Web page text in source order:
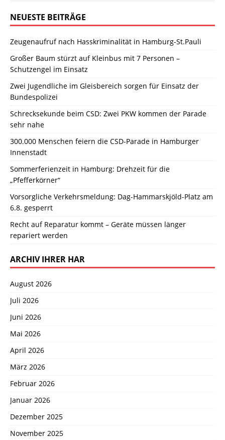
NEUESTE BEITRÄGE
Zeugenaufruf nach Hasskriminalität in Hamburg-St.Pauli
Großer Baum stürzt auf Kleinbus mit 7 Personen –
Schutzengel im Einsatz
Zwei Jugendliche im Gleisbereich sorgen für Einsatz der
Bundespolizei
Schrecksekunde beim CSD: Zwei PKW kommen der Parade
sehr nahe
300.000 Menschen feiern die CSD-Parade in Hamburger
Innenstadt
Sommerferienzeit in Hamburg: Drehzeit für die
„Pfefferkörner“
Vorsorgliche Verkehrsmeldung: Dag-Hammarskjöld-Platz am
6.8. gesperrt
Recht auf Reparatur kommt – Geräte müssen länger
repariert werden
ARCHIV IHRER HAR
August 2026
Juli 2026
Juni 2026
Mai 2026
April 2026
März 2026
Februar 2026
Januar 2026
Dezember 2025
November 2025